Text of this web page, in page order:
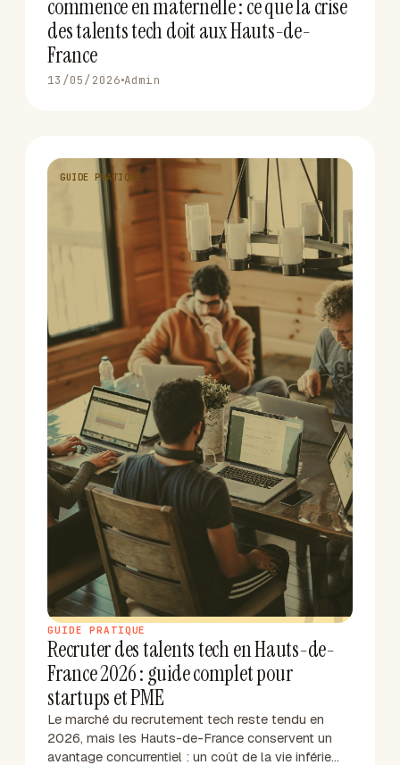
commence en maternelle : ce que la crise
des talents tech doit aux Hauts-de-
France
13/05/2026 Admin
R
GUIDE PRATIQUE
GUIDE PRATIQUE
Recruter des talents tech en Hauts-de-
France 2026 : guide complet pour
startups et PME
Le marché du recrutement tech reste tendu en
2026, mais les Hauts-de-France conservent un
avantage concurrentiel : un coût de la vie inférie…